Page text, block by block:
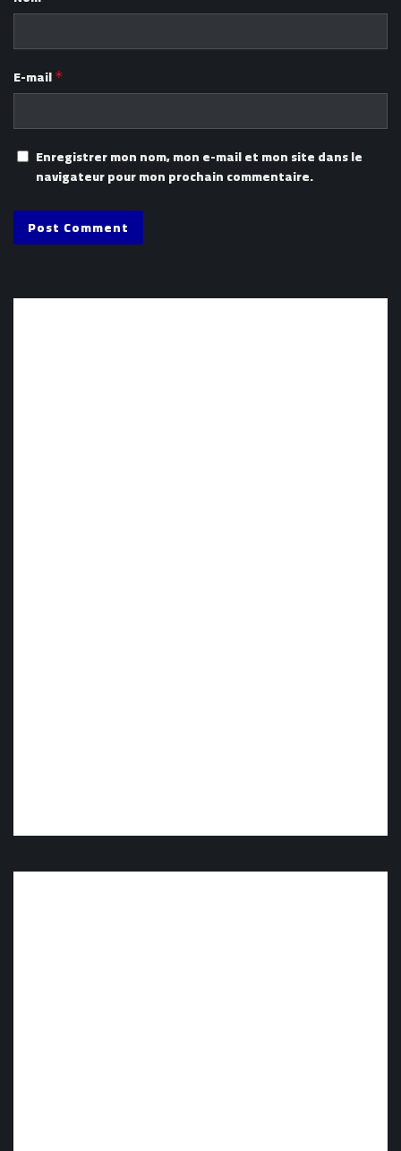
E-mail *
Enregistrer mon nom, mon e-mail et mon site dans le
navigateur pour mon prochain commentaire.